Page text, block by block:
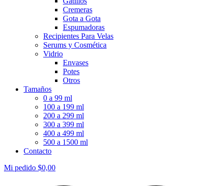
Cremeras
Gota a Gota
Espumadoras
Recipientes Para Velas
Serums y Cosmética
Vidrio
Envases
Potes
Otros
Tamaños
0 a 99 ml
100 a 199 ml
200 a 299 ml
300 a 399 ml
400 a 499 ml
500 a 1500 ml
Contacto
Mi pedido $0,00